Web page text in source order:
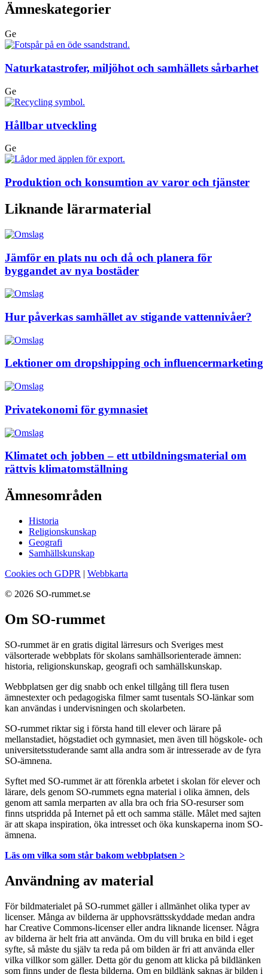
Ämneskategorier
Ge
Naturkatastrofer, miljöhot och samhällets sårbarhet
Ge
Hållbar utveckling
Ge
Produktion och konsumtion av varor och tjänster
Liknande lärarmaterial
Jämför en plats nu och då och planera för
byggandet av nya bostäder
Hur påverkas samhället av stigande vattennivåer?
Lektioner om dropshipping och influencermarketing
Privatekonomi för gymnasiet
Klimatet och jobben – ett utbildningsmaterial om
rättvis klimatomställning
Ämnesområden
Historia
Religionskunskap
Geografi
Samhällskunskap
Cookies och GDPR | Webbkarta
© 2026 SO-rummet.se
Om SO-rummet
SO-rummet är en gratis digital lärresurs och Sveriges mest
välsorterade webbplats för skolans samhällsorienterade ämnen:
historia, religionskunskap, geografi och samhällskunskap.
Webbplatsen ger dig snabb och enkel tillgång till flera tusen
ämnestexter och pedagogiska filmer samt tusentals SO-länkar som
kan användas i undervisningen och skolarbeten.
SO-rummet riktar sig i första hand till elever och lärare på
mellanstadiet, högstadiet och gymnasiet, men även till högskole- och
universitetsstuderande samt alla andra som är intresserade av de fyra
SO-ämnena.
Syftet med SO-rummet är att förenkla arbetet i skolan för elever och
lärare, dels genom SO-rummets egna material i olika ämnen, dels
genom att samla merparten av alla bra och fria SO-resurser som
finns utspridda på Internet på ett och samma ställe. Målet med sajten
är att skapa inspiration, öka intresset och öka kunskaperna inom SO-
ämnena.
Läs om vilka som står bakom webbplatsen >
Användning av material
För bildmaterialet på SO-rummet gäller i allmänhet olika typer av
licenser. Många av bilderna är upphovsrättsskyddade medan andra
har Creative Commons-licenser eller andra liknande licenser. Några
av bilderna är helt fria att använda. Om du vill bruka en bild i eget
syfte, så måste du själv ta reda på om bilden är fri att använda eller
vilka villkor som gäller. Detta gör du genom att klicka på bildlänken
som finns under de flesta bilderna. Om en bildlänk saknas är bilden i